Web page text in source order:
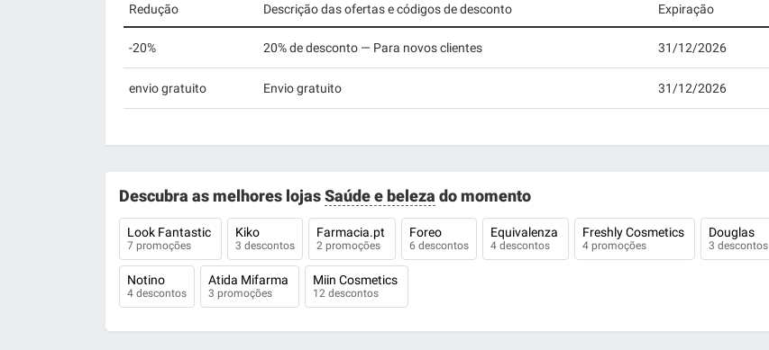
Redução Descrição das ofertas e códigos de desconto Expiração
-20% 20% de desconto — Para novos clientes 31/12/2026
envio gratuito Envio gratuito 31/12/2026
Descubra as melhores lojasSaúde e beleza do momento
Look Fantastic
7 promoções
Kiko
3 descontos
Farmacia.pt
2 promoções
Foreo
6 descontos
Equivalenza
4 descontos
Freshly Cosmetics
4 promoções
Douglas
3 descontos
Notino
4 descontos
Atida Mifarma
3 promoções
Miin Cosmetics
12 descontos